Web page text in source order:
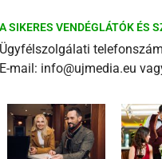
A SIKERES VENDÉGLÁTÓK ÉS
Ügyfélszolgálati
E-mail: info@ujmedia.eu